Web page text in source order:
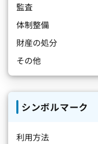
監査
体制整備
財産の処分
その他
シンボルマーク
利用方法